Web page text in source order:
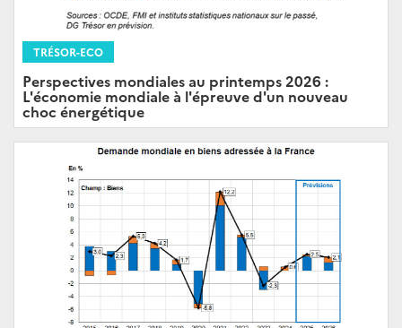
TRÉSOR-ECO
Perspectives mondiales au printemps 2026 :
L'économie mondiale à l'épreuve d'un nouveau
choc énergétique